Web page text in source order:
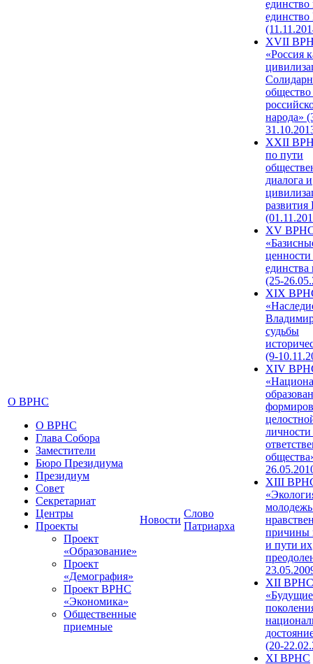
О ВРНС
О ВРНС
Глава Собора
Заместители
Бюро Президиума
Президиум
Совет
Секретариат
Центры
Проекты
Проект
«Образование»
Проект
«Демография»
Проект ВРНС
«Экономика»
Общественные
приемные
Новости
Слово
Патриарха
единство
единство
XVII
«Россия
народа»
XXII
по пути
диалога и
развития
XV
единства
(25-
XIX
судьбы
(9-
XIV
XIII
причины
и пути их
XII ВРНС
«Будущие
(20-
XI ВРНС